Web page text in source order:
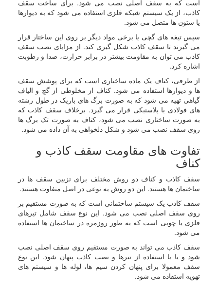
است که به سقف اصلی نصب می شود. برای ساخت سقف
کاذب، از یک سیستم شبکه فلزی استفاده می شود که به دیوارها
یا ستون ها متصل می شود.
سپس تیغه های گچی یا برخی مواد دیگر بر روی این ساختار قرار
می گیرند تا سقف کاذب شکل گیری کند. از مزایای نصب سقف
کاذب می توان به مقاومت بیشتر در برابر حرارت، صدا و رطوبت
اشاره کرد.
از طرفی، کناف یک ماده ساختاری است که برای پوشش سقف
ها و دیوارها استفاده می شود. کناف از مخلوطی از گچ و الیاف
گیاهی تهیه می شود که به صورت برگ های باریک در طول رشته
های فولادی یا پلاستیکی قرار می گیرد. برخلاف سقف کاذب که
به صورت ساختاری نصب می شود، کناف به صورت تک برگ ها
روی سقف نصب می شود و شکل دلخواهی به آن داده می شود.
تفاوت های مقاومت سقف کاذب و
کناف
سقف کاذب و کناف دو روش مختلف برای تزیین سقف ها در
ساختمان ها هستند. این دو روش به نوعی در اصل متفاوت هستند.
سقف کاذب یک سیستم ساختمانی است که به صورت مستقیم بر
روی سقف اصلی نصب می شود. این نوع سقف شامل تیرهای
فلزی یا چوبی است که به طور روزمره در ساختمان ها استفاده
می شود.
سقف کاذب می تواند به صورت مستقیم روی سقف اصلی نصب
شود و یا با استفاده از تیرها و نصب کاذب پنهان شود. این نوع
سقف معمولا برای پنهان کردن سیم ها، لوله ها و سیستم های
تهویه استفاده می شود.